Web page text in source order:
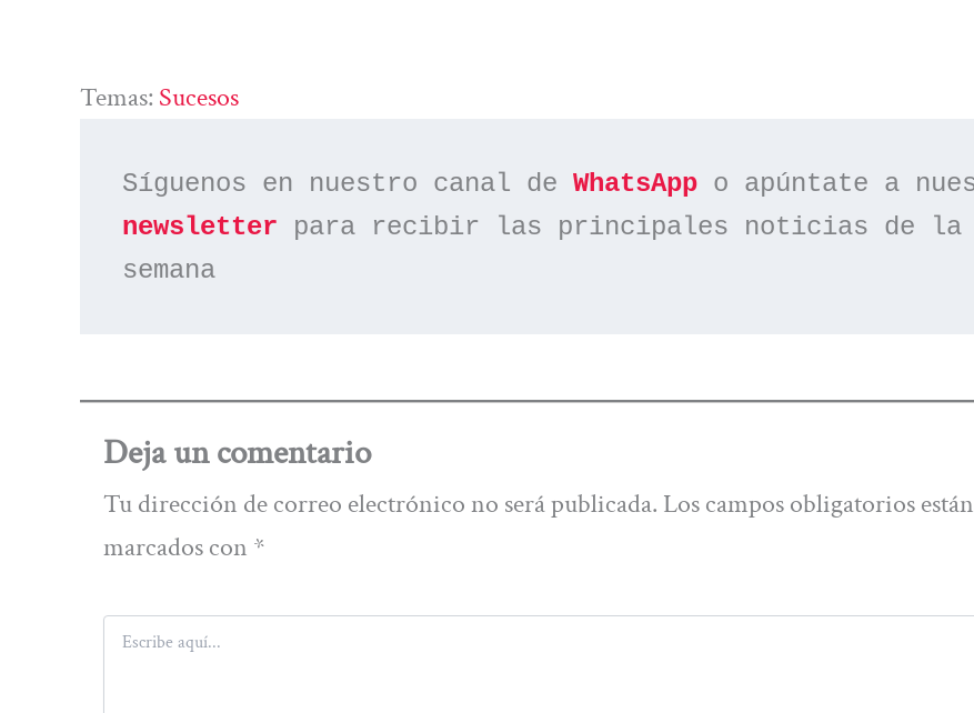
Temas: Sucesos
Síguenos en nuestro canal de WhatsApp
newsletter para recibir las principales noticias de la
semana
Deja un comentario
Tu dirección de correo electrónico no será publicada. Los campos obligatorios están
marcados con *
Escribe
aquí...